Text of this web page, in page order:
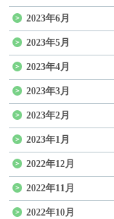
2023年6月
2023年5月
2023年4月
2023年3月
2023年2月
2023年1月
2022年12月
2022年11月
2022年10月